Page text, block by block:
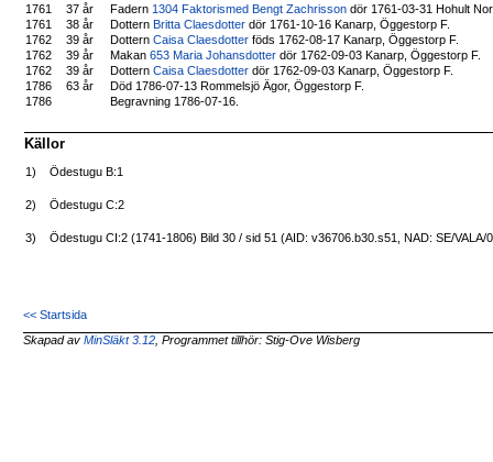
1761
37 år Fadern 1304 Faktorismed Bengt Zachrisson dör 1761-03-31 Hohult
1761
38 år DotternBritta Claesdotter dör 1761-10-16 Kanarp, Öggestorp F.
1762
39 år DotternCaisa Claesdotter föds 1762-08-17 Kanarp, Öggestorp F.
1762
39 år Makan653 Maria Johansdotter dör 1762-09-03 Kanarp, Öggestorp F.
1762
39 år DotternCaisa Claesdotter dör 1762-09-03 Kanarp, Öggestorp F.
1786
63 år
Död 1786-07-13 Rommelsjö Ägor, Öggestorp F.
1786
Begravning 1786-07-16.
Källor
1) Ödestugu B:1
2) Ödestugu C:2
3) Ödestugu CI:2 (1741-1806) Bild 30 / sid 51 (AID: v36706.b30.s51, NAD: SE/VALA/
<< Startsida
Skapad avMinSläkt 3.12 , Programmet tillhör: Stig-Ove Wisberg